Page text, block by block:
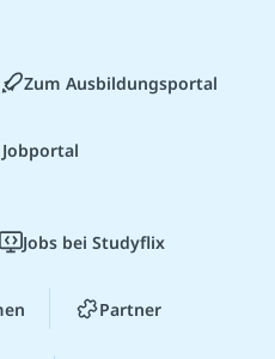
Zum Ausbildungsportal
Jobs bei Studyflix
Partner